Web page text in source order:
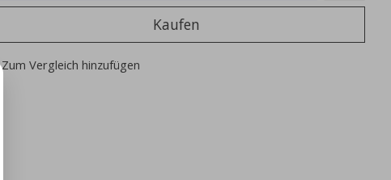
Kaufen
Zum Vergleich hinzufügen